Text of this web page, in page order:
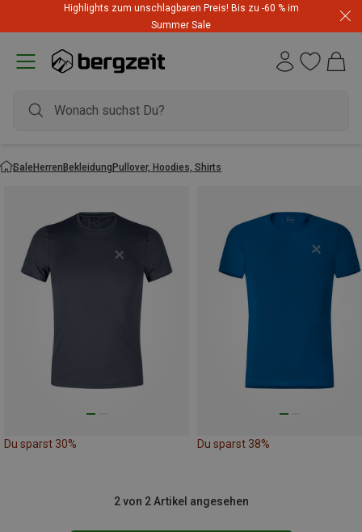
Highlights zum unschlagbaren Preis! Bis zu -60 % im
Summer Sale
SaleHerrenBekleidungPullover, Hoodies, Shirts
Du sparst 30% Du sparst 38%
2 von 2 Artikel angesehen